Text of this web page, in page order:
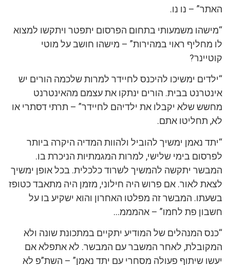
האתר” – נו נו.
“מישהו משמעותי בתחום הפרסום יתפטר ויתקשו למצוא
לו מחליף ראוי במהירות” – מישהו חושב על מוטי
קוטיינר?
“ילדים ימשיכו להיכנס לחיידר למרות שלכמה הורים יש
אינטרנט בבית. הורים ינתקו את עצמם מהאינטרנט
מחשש שלא יקבלו את ילדיהם לחיידר” – תרתי דסתרי או
לא, תחליטו אתם.
“יתד נאמן ימשיך להוביל ולהוות המדיה היקרה ביותר
לפרסום בימי שלישי, למרות המגמתיות הניכרת בו.
המבשר יתקשה להמשיך לשרוד כלכלית. בכל אופן ימשיך
לצאת לאור. אם פרוש היה חילוני, מזמן היה מתאבד כטופז
בשעתו. המבשר זה מפלטו האחרון והוא ישקיע בו על
חשבון פת לחמו” – אהמממ…
“כנס המנהלים של המודיע יתקיים במתכונת שונה ולא
המקובלת, לאחר המשבר עם המבשר. לא אתפלא אם
יעשו שיתוף פעולה מסחרי עם יתד נאמן” – השת”פ לא